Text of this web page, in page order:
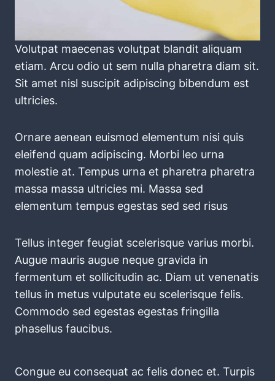
Volutpat maecenas volutpat blandit aliquam
etiam. Arcu odio ut sem nulla pharetra diam sit.
Sit amet nisl suscipit adipiscing bibendum est
ultricies.
Ornare aenean euismod elementum nisi quis
eleifend quam adipiscing. Morbi leo urna
molestie at. Tempus urna et pharetra pharetra
massa massa ultricies mi. Massa sed
elementum tempus egestas sed sed risus
Tellus integer feugiat scelerisque varius morbi.
Augue mauris augue neque gravida in
fermentum et sollicitudin ac. Diam ut venenatis
tellus in metus vulputate eu scelerisque felis.
Commodo sed egestas egestas fringilla
phasellus faucibus.
Congue eu consequat ac felis donec et. Turpis